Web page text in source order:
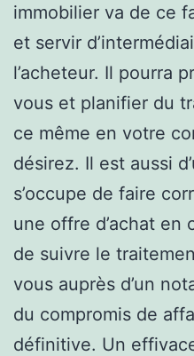
immobilier va de ce
et servir
l’acheteur. Il pourra
vous et planifier du
ce même en votre
désirez. Il est aussi
s’occupe de faire
une offre d’achat en
de suivre le
vous auprès d’un
du compromis de
définitive. Un